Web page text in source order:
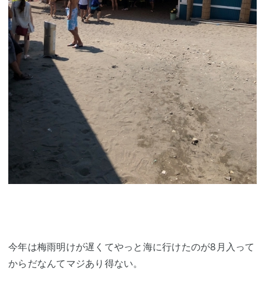
今年は梅雨明けが遅くてやっと海に行けたのが8月入って
からだなんてマジあり得ない。